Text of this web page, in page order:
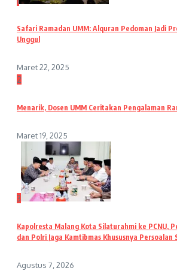
Safari Ramadan UMM: Alquran Pedoman Jadi
Unggul
Maret 22, 2025
2
Menarik, Dosen UMM Ceritakan Pengalaman
Maret 19, 2025
3
Kapolresta Malang Kota Silaturahmi ke PCNU,
dan Polri Jaga Kamtibmas Khususnya Persoalan
Agustus 7, 2026